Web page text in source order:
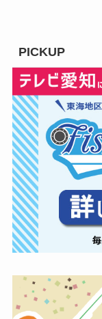
PICKUP